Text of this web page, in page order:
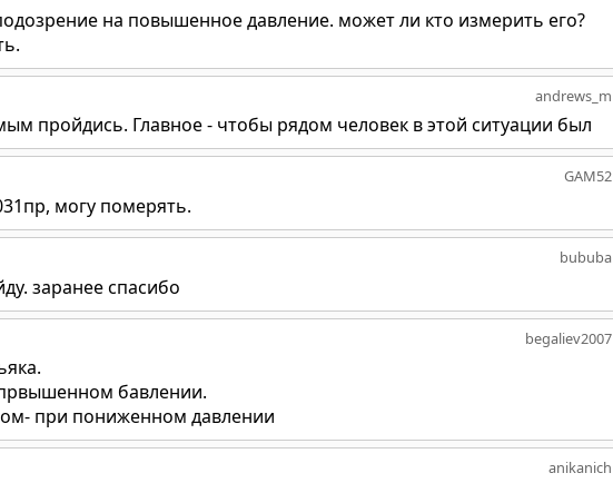
на повышенное давление. может ли кто измерить его?
andrews_m
пройдись. Главное - чтобы рядом человек в этой ситуации был
GAM52
могу померять.
bububa
заранее спасибо
begaliev2007
бавлении.
при пониженном давлении
anikanich